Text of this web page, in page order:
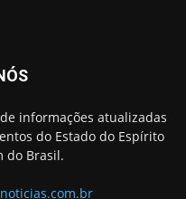
informações atualizadas
do Estado do Espírito
do Brasil.